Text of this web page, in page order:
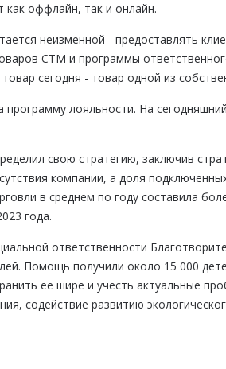
как оффлайн, так и онлайн.
неизменной - предоставлять
СТМ и программы
сегодня - товар одной из
программу лояльности. На
свою стратегию, заключив
компании, а доля
в среднем по году составила
года.
ответственности
Помощь получили около 15 000
ее шире и учесть актуальные
содействие развитию